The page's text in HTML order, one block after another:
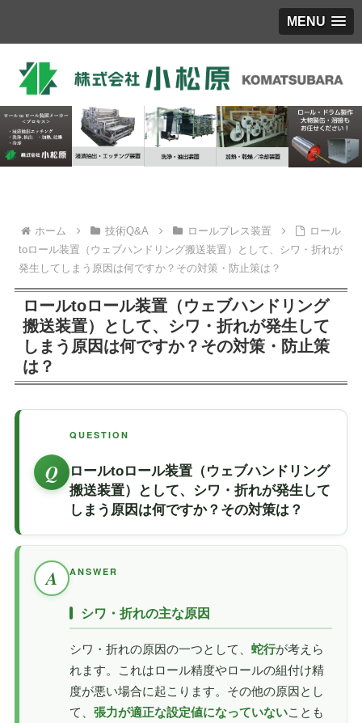
MENU
ホーム 技術Q&A ロールプレス装置
ロール
toロール装置（ウェブハンドリング搬送装置）として、シワ・折れが
発生してしまう原因は何ですか？その対策・防止策は？
ロールtoロール装置（ウェブハンドリング
搬送装置）として、シワ・折れが発生して
しまう原因は何ですか？その対策・防止策
は？
Q
QUESTION
ロールtoロール装置（ウェブハンドリング
搬送装置）として、シワ・折れが発生して
しまう原因は何ですか？その対策は？
A ANSWER
シワ・折れの主な原因
シワ・折れの原因の一つとして、蛇行が考えら
れます。これはロール精度やロールの組付け精
度が悪い場合に起こります。その他の原因とし
て、張力が適正な設定値になっていないことも